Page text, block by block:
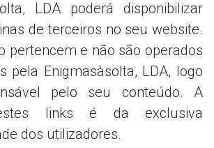
LDA poderá disponibilizar
de terceiros no seu website.
pertencem e não são operados
pela Enigmasàsolta, LDA, logo
pelo seu conteúdo. A
links é da exclusiva
dos utilizadores.